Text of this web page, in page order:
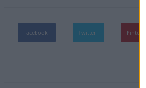
Facebook Twitter Pinterest